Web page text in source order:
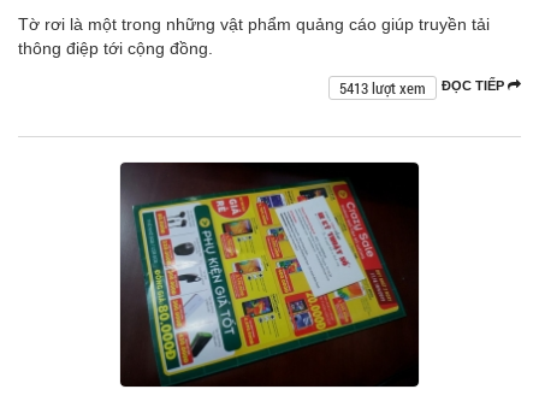
Tờ rơi là một trong những vật phẩm quảng cáo giúp truyền tải
thông điệp tới cộng đồng.
ĐỌC TIẾP
5413 lượt xem